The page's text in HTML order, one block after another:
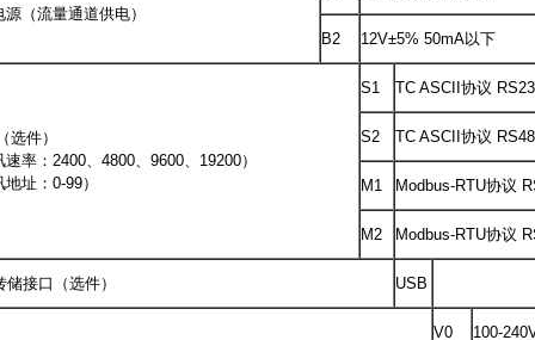
源（流量通道供电）
B2 12V±5% 50mA以下
选件）
速率：2400、4800、9600、19200）
址：0-99）
S1 TC ASCII协议
S2 TC ASCII协议
M1 Modbus-RTU协议
M2 Modbus-RTU协议
储接口（选件） USB
V0 100-